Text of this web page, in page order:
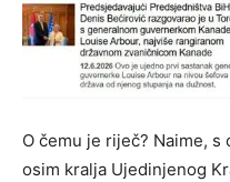
O čemu je riječ? Naime, s
osim kralja Ujedinjenog